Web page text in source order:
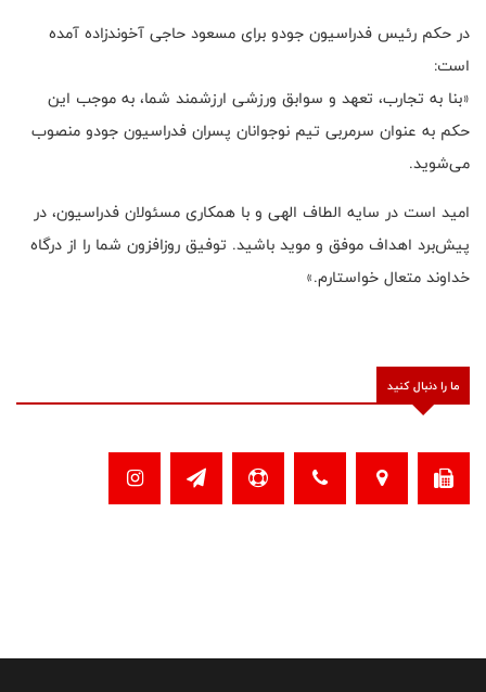
در حکم رئیس فدراسیون جودو برای مسعود حاجی آخوندزاده آمده
است:
«بنا به تجارب، تعهد و سوابق ورزشی ارزشمند شما، به موجب این
حکم به عنوان سرمربی تیم نوجوانان پسران فدراسیون جودو منصوب
می‌شوید.
امید است در سایه الطاف الهی و با همکاری مسئولان فدراسیون، در
پیش‌برد اهداف موفق و موید باشید. توفیق روزافزون شما را از درگاه
خداوند متعال خواستارم.»
ما را دنبال کنید